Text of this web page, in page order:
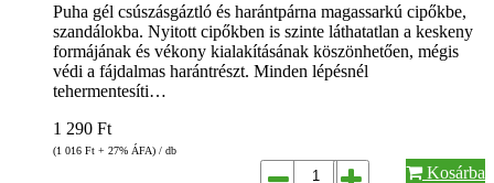
Puha gél csúszásgáztló és harántpárna magassarkú cipőkbe,
szandálokba. Nyitott cipőkben is szinte láthatatlan a keskeny
formájának és vékony kialakításának köszönhetően, mégis
védi a fájdalmas harántrészt. Minden lépésnél
tehermentesíti…
1 290 Ft
(1 016 Ft + 27% ÁFA) / db
Kosárba